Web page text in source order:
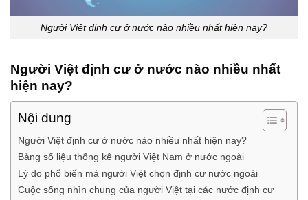
Người Việt định cư ở nước nào nhiều nhất hiện nay?
Người Việt định cư ở nước nào nhiều nhất
hiện nay?
Nội dung
Người Việt định cư ở nước nào nhiều nhất hiện nay?
Bảng số liệu thống kê người Việt Nam ở nước ngoài
Lý do phổ biến mà người Việt chọn định cư nước ngoài
Cuộc sống nhìn chung của người Việt tại các nước định cư